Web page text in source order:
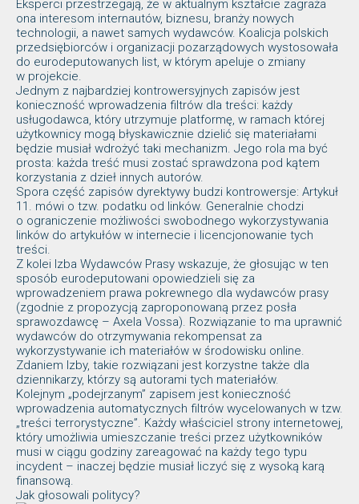
Eksperci przestrzegają, że w aktualnym kształcie zagraża
ona interesom internautów, biznesu, branży nowych
technologii, a nawet samych wydawców. Koalicja polskich
przedsiębiorców i organizacji pozarządowych wystosowała
do eurodeputowanych list, w którym apeluje o zmiany
w projekcie.
Jednym z najbardziej kontrowersyjnych zapisów jest
konieczność wprowadzenia filtrów dla treści: każdy
usługodawca, który utrzymuje platformę, w ramach której
użytkownicy mogą błyskawicznie dzielić się materiałami
będzie musiał wdrożyć taki mechanizm. Jego rola ma być
prosta: każda treść musi zostać sprawdzona pod kątem
korzystania z dzieł innych autorów.
Spora część zapisów dyrektywy budzi kontrowersje: Artykuł
11. mówi o tzw. podatku od linków. Generalnie chodzi
o ograniczenie możliwości swobodnego wykorzystywania
linków do artykułów w internecie i licencjonowanie tych
treści.
Z kolei Izba Wydawców Prasy wskazuje, że głosując w ten
sposób eurodeputowani opowiedzieli się za
wprowadzeniem prawa pokrewnego dla wydawców prasy
(zgodnie z propozycją zaproponowaną przez posła
sprawozdawcę – Axela Vossa). Rozwiązanie to ma uprawnić
wydawców do otrzymywania rekompensat za
wykorzystywanie ich materiałów w środowisku online.
Zdaniem Izby, takie rozwiązani jest korzystne także dla
dziennikarzy, którzy są autorami tych materiałów.
Kolejnym „podejrzanym” zapisem jest konieczność
wprowadzenia automatycznych filtrów wycelowanych w tzw.
„treści terrorystyczne”. Każdy właściciel strony internetowej,
który umożliwia umieszczanie treści przez użytkowników
musi w ciągu godziny zareagować na każdy tego typu
incydent – inaczej będzie musiał liczyć się z wysoką karą
finansową.
Jak głosowali politycy?